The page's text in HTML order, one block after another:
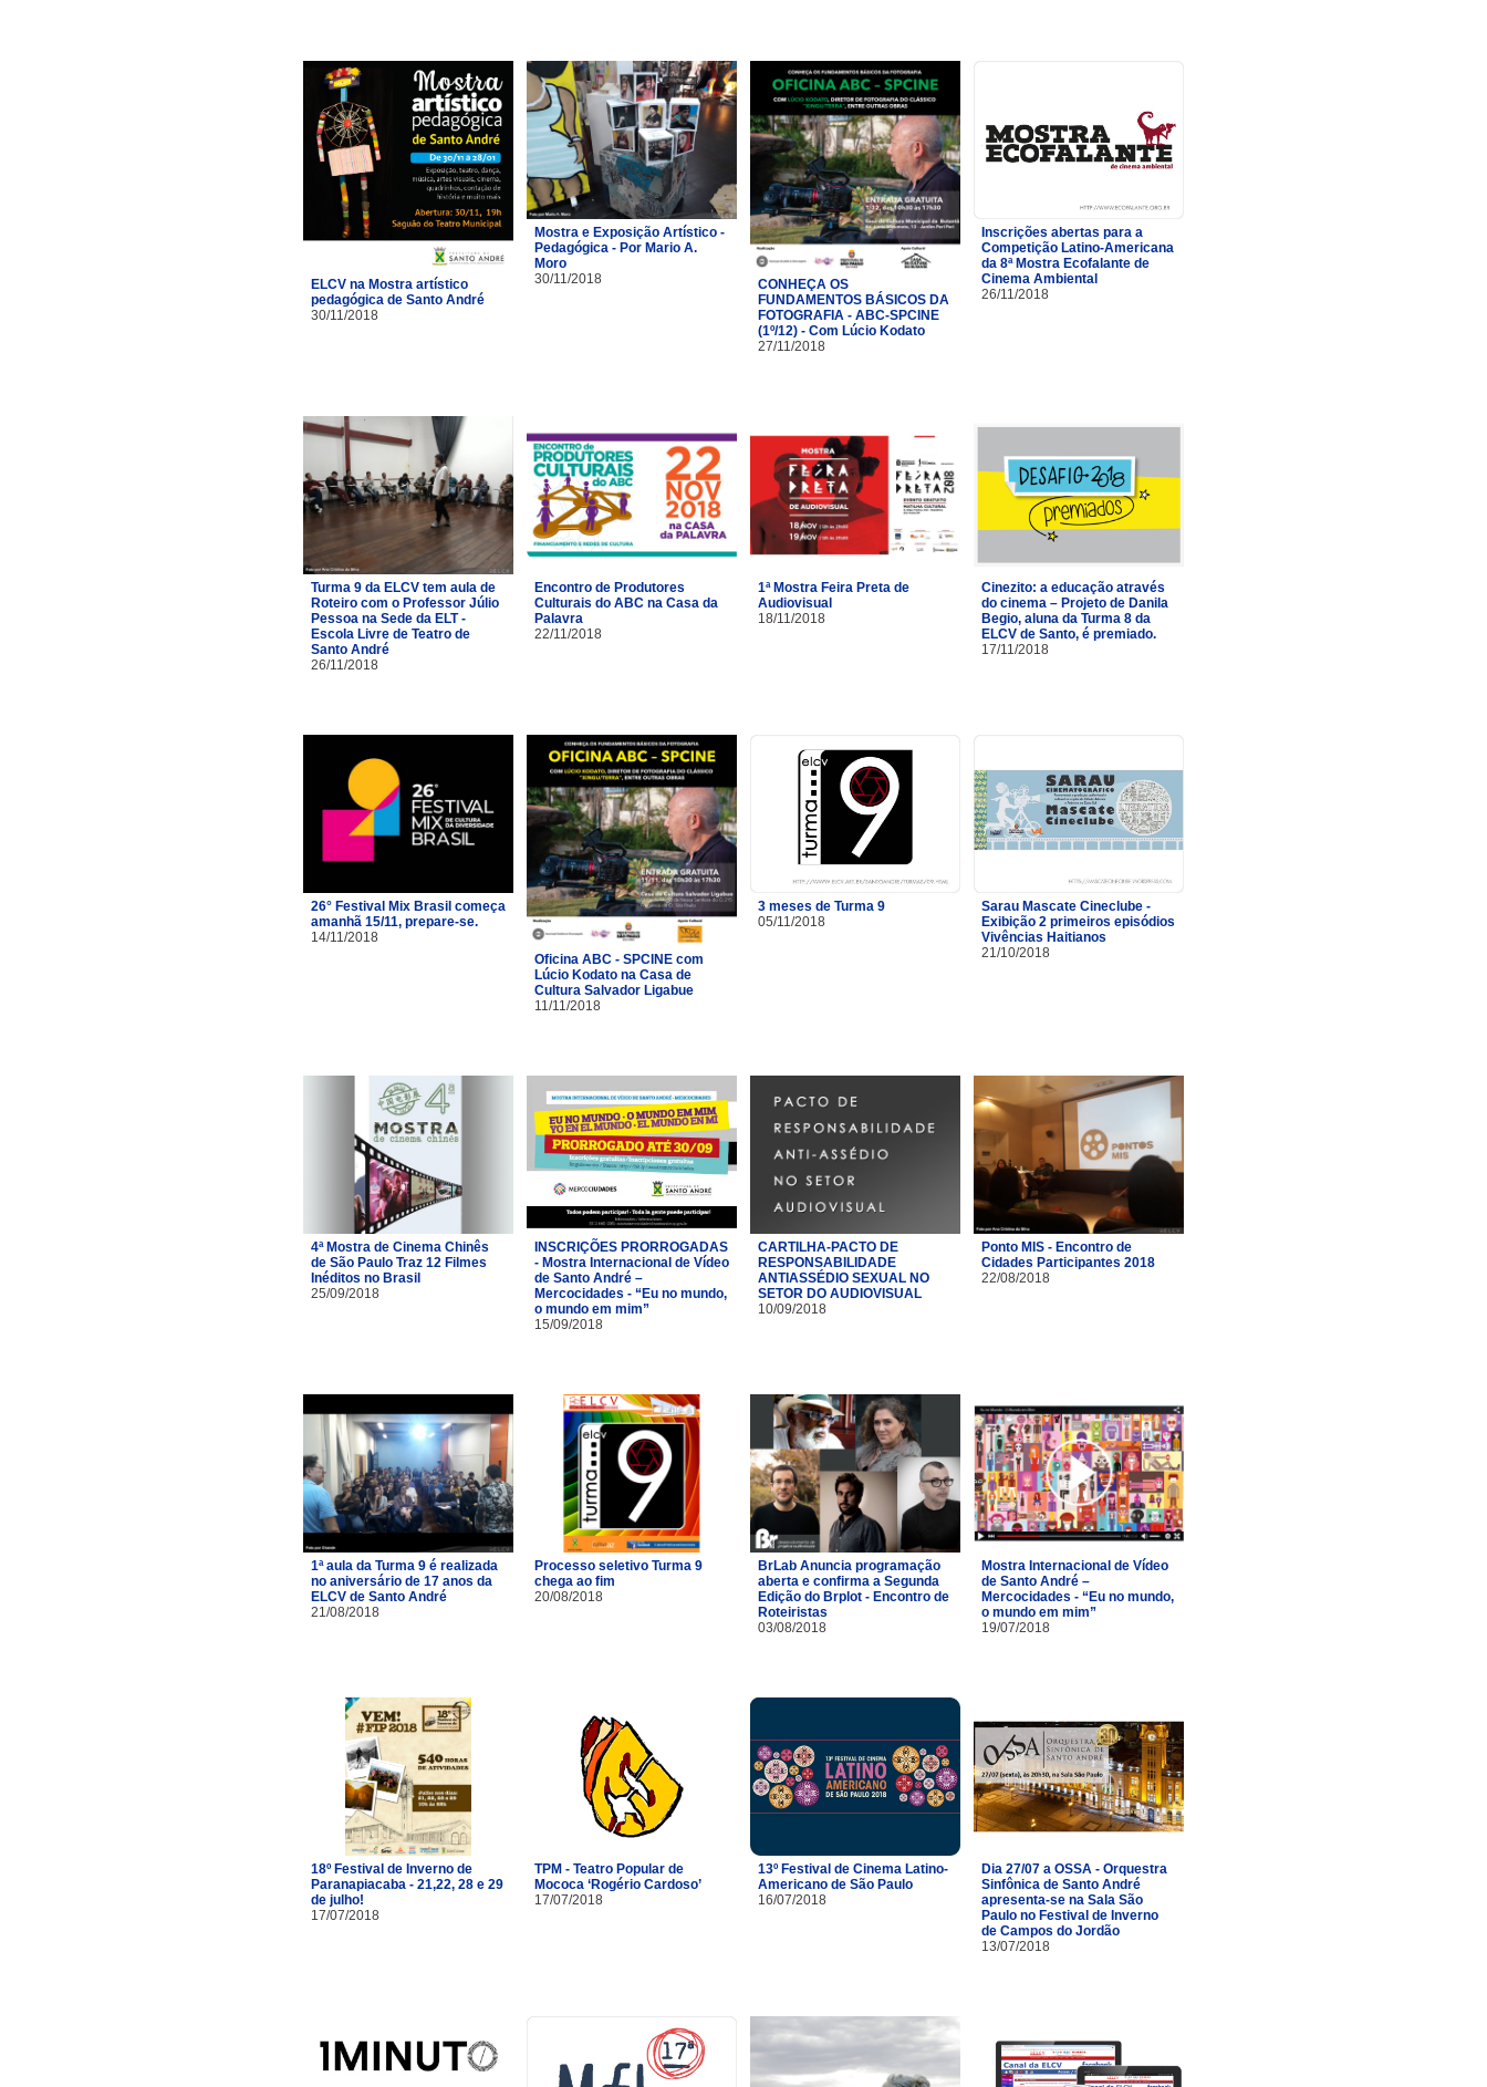
ELCV na Mostra artístico
pedagógica de Santo André
30/11/2018
Mostra e Exposição Artístico -
Pedagógica - Por Mario A.
Moro
30/11/2018
CONHEÇA OS
FUNDAMENTOS BÁSICOS DA
FOTOGRAFIA - ABC-SPCINE
(1º/12) - Com Lúcio Kodato
27/11/2018
Inscrições abertas para a
Competição Latino-Americana
da 8ª Mostra Ecofalante de
Cinema Ambiental
26/11/2018
Turma 9 da ELCV tem aula de
Roteiro com o Professor Júlio
Pessoa na Sede da ELT -
Escola Livre de Teatro de
Santo André
26/11/2018
Encontro de Produtores
Culturais do ABC na Casa da
Palavra
22/11/2018
1ª Mostra Feira Preta de
Audiovisual
18/11/2018
Cinezito: a educação através
do cinema – Projeto de Danila
Begio, aluna da Turma 8 da
ELCV de Santo, é premiado.
17/11/2018
26° Festival Mix Brasil começa
amanhã 15/11, prepare-se.
14/11/2018
Oficina ABC - SPCINE com
Lúcio Kodato na Casa de
Cultura Salvador Ligabue
11/11/2018
3 meses de Turma 9
05/11/2018
Sarau Mascate Cineclube -
Exibição 2 primeiros episódios
Vivências Haitianos
21/10/2018
4ª Mostra de Cinema Chinês
de São Paulo Traz 12 Filmes
Inéditos no Brasil
25/09/2018
INSCRIÇÕES PRORROGADAS
- Mostra Internacional de Vídeo
de Santo André –
Mercocidades - “Eu no mundo,
o mundo em mim”
15/09/2018
CARTILHA-PACTO DE
RESPONSABILIDADE
ANTIASSÉDIO SEXUAL NO
SETOR DO AUDIOVISUAL
10/09/2018
Ponto MIS - Encontro de
Cidades Participantes 2018
22/08/2018
1ª aula da Turma 9 é realizada
no aniversário de 17 anos da
ELCV de Santo André
21/08/2018
Processo seletivo Turma 9
chega ao fim
20/08/2018
BrLab Anuncia programação
aberta e confirma a Segunda
Edição do Brplot - Encontro de
Roteiristas
03/08/2018
Mostra Internacional de Vídeo
de Santo André –
Mercocidades - “Eu no mundo,
o mundo em mim”
19/07/2018
18º Festival de Inverno de
Paranapiacaba - 21,22, 28 e 29
de julho!
17/07/2018
TPM - Teatro Popular de
Mococa ‘Rogério Cardoso’
17/07/2018
13º Festival de Cinema Latino-
Americano de São Paulo
16/07/2018
Dia 27/07 a OSSA - Orquestra
Sinfônica de Santo André
apresenta-se na Sala São
Paulo no Festival de Inverno
de Campos do Jordão
13/07/2018